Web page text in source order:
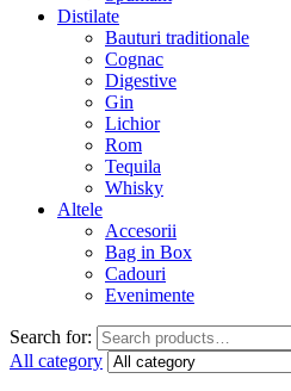
Distilate
Bauturi traditionale
Cognac
Digestive
Gin
Lichior
Rom
Tequila
Whisky
Altele
Accesorii
Bag in Box
Cadouri
Evenimente
Search for:
All category